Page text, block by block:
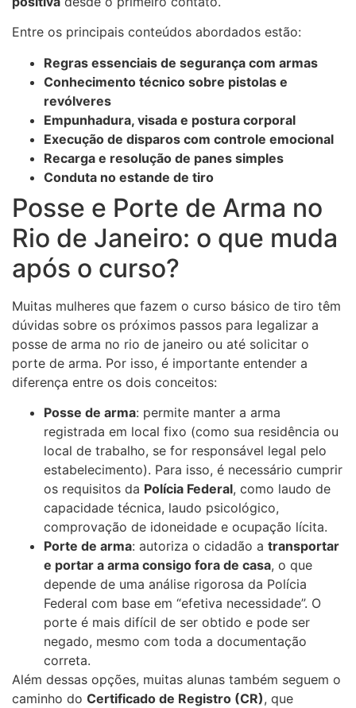
Entre os principais conteúdos abordados estão:
Regras essenciais de segurança com armas
Conhecimento técnico sobre pistolas e
revólveres
Empunhadura, visada e postura corporal
Execução de disparos com controle emocional
Recarga e resolução de panes simples
Conduta no estande de tiro
Posse e Porte de Arma no
Rio de Janeiro: o que muda
após o curso?
Muitas mulheres que fazem o curso básico de tiro têm
dúvidas sobre os próximos passos para legalizar a
posse de arma no rio de janeiro ou até solicitar o
porte de arma. Por isso, é importante entender a
diferença entre os dois conceitos:
Posse de arma: permite manter a arma
registrada em local fixo (como sua residência ou
local de trabalho, se for responsável legal pelo
estabelecimento). Para isso, é necessário cumprir
os requisitos da Polícia Federal, como laudo de
capacidade técnica, laudo psicológico,
comprovação de idoneidade e ocupação lícita.
Porte de arma: autoriza o cidadão a transportar
e portar a arma consigo fora de casa, o que
depende de uma análise rigorosa da Polícia
Federal com base em “efetiva necessidade”. O
porte é mais difícil de ser obtido e pode ser
negado, mesmo com toda a documentação
correta.
Além dessas opções, muitas alunas também seguem o
caminho do Certificado de Registro (CR), que